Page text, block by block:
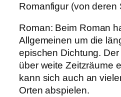
Romanfigur (von deren
Roman: Beim Roman
Allgemeinen um die
epischen Dichtung.
über weite Zeitzräume
kann sich auch an
Orten abspielen.